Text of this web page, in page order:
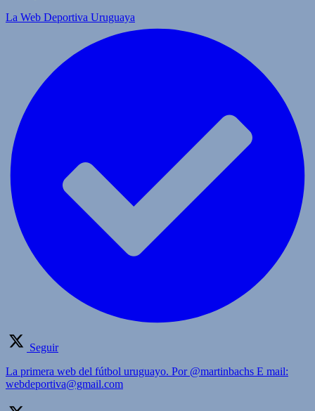
La Web Deportiva Uruguaya
Seguir
La primera web del fútbol uruguayo. Por @martinbachs E mail:
webdeportiva@gmail.com